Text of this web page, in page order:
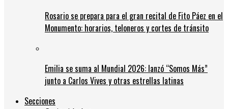
Rosario se prepara para el gran recital de Fito Páez en el
Monumento: horarios, teloneros y cortes de tránsito
Emilia se suma al Mundial 2026: lanzó “Somos Más”
junto a Carlos Vives y otras estrellas latinas
Secciones